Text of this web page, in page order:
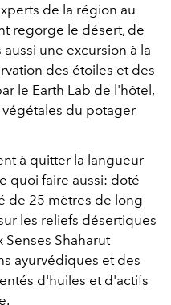
de la région au
regorge le désert, de
une excursion à la
des étoiles et des
le Earth Lab de l'hôtel,
du potager
à quitter la langueur
quoi faire aussi: doté
de 25 mètres de long
les reliefs désertiques
Senses Shaharut
ayurvédiques et des
d'huiles et d'actifs